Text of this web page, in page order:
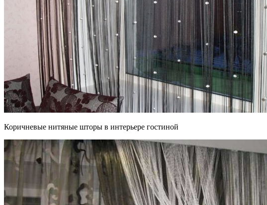
Коричневые нитяные шторы в интерьере гостиной